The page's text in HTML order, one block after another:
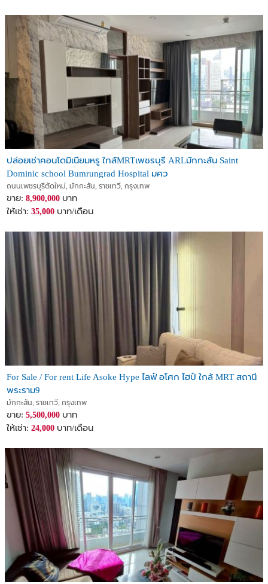
ปล่อยเช่าคอนโดมิเนียมหรู ใกล้MRTเพชรบุรี ARLมักกะสัน Saint
Dominic school Bumrungrad Hospital มศว
ถนนเพชรบุรีตัดใหม่, มักกะสัน, ราชเทวี, กรุงเทพ
ขาย: 8,900,000 บาท
ให้เช่า: 35,000 บาท/เดือน
For Sale / For rent Life Asoke Hype ไลฟ์ อโศก ไฮป์ ใกล้ MRT สถานี
พระราม9
มักกะสัน, ราชเทวี, กรุงเทพ
ขาย: 5,500,000 บาท
ให้เช่า: 24,000 บาท/เดือน